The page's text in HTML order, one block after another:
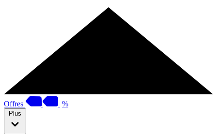
Offres %
Plus